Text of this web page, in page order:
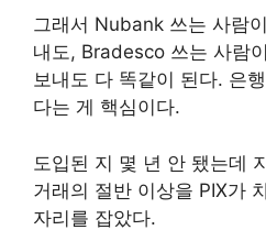
그래서 Nubank 쓰는 사람
내도, Bradesco 쓰는 사람
보내도 다 똑같이 된다. 은
다는 게 핵심이다.
도입된 지 몇 년 안 됐는데
거래의 절반 이상을 PIX가
자리를 잡았다.